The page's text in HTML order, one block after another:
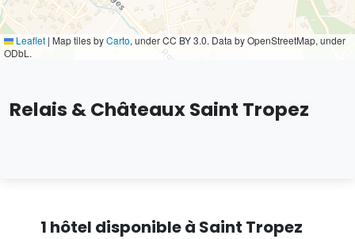
Leaflet | Map tiles byCarto, under CC BY 3.0. Data by OpenStreetMap, under
ODbL.
Relais & Châteaux Saint Tropez
1 hôtel disponible à Saint Tropez